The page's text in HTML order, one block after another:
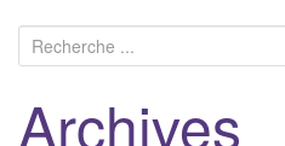
Recherche pour:
Archives